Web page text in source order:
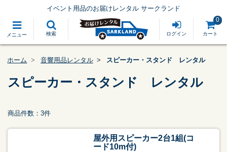
メニュー 検索
イベント用品のお届けレンタル サークランド
ログイン カート
0
ホーム 音響用品レンタル スピーカー・スタンド レンタル
スピーカー・スタンド レンタル
商品件数：3件
屋外用スピーカー2台1組(コ
ード10m付)